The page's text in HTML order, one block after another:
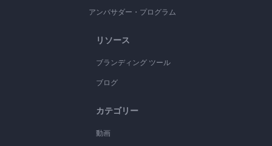
アンバサダー・プログラム
リソース
ブランディング ツール
ブログ
カテゴリー
動画